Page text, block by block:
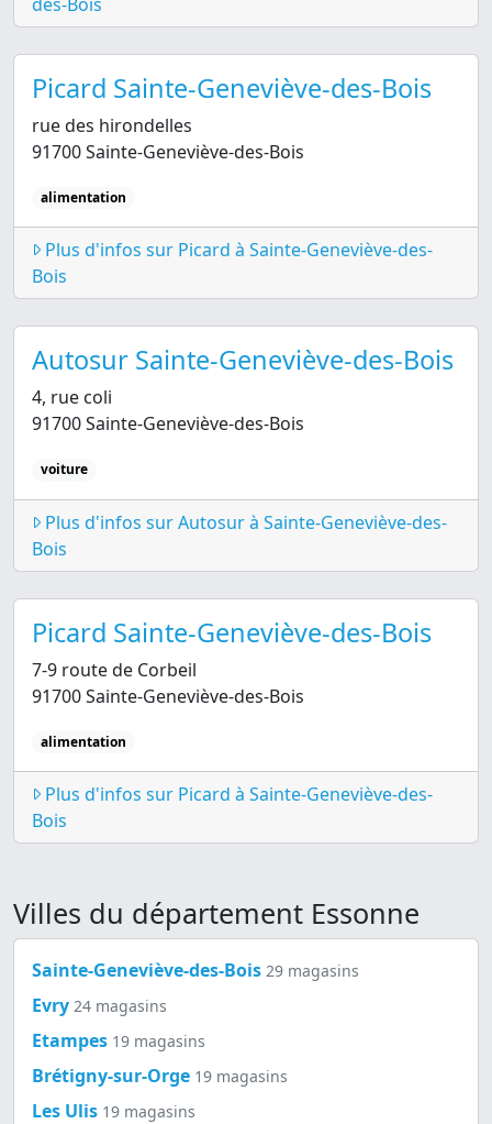
Picard Sainte-Geneviève-des-Bois
rue des hirondelles
91700 Sainte-Geneviève-des-Bois
alimentation
Plus d'infos sur Picard à Sainte-Geneviève-des-
Bois
Autosur Sainte-Geneviève-des-Bois
4, rue coli
91700 Sainte-Geneviève-des-Bois
voiture
Plus d'infos sur Autosur à Sainte-Geneviève-des-
Bois
Picard Sainte-Geneviève-des-Bois
7-9 route de Corbeil
91700 Sainte-Geneviève-des-Bois
alimentation
Plus d'infos sur Picard à Sainte-Geneviève-des-
Bois
Villes du département Essonne
Sainte-Geneviève-des-Bois 29 magasins
Evry 24 magasins
Etampes 19 magasins
Brétigny-sur-Orge 19 magasins
Les Ulis 19 magasins